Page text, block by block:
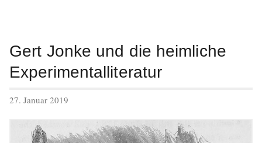
Gert Jonke und die heimliche
Experimentalliteratur
veröffentlicht
27. Januar 2019